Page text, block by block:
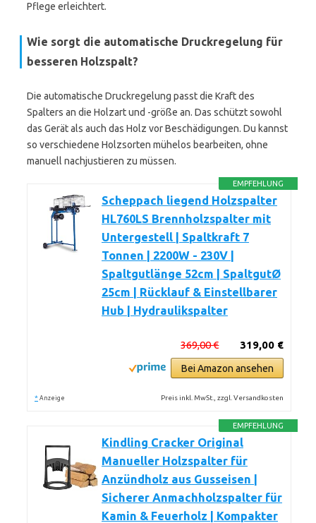
Pflege erleichtert.
Wie sorgt die automatische Druckregelung für
besseren Holzspalt?
Die automatische Druckregelung passt die Kraft des
Spalters an die Holzart und -größe an. Das schützt sowohl
das Gerät als auch das Holz vor Beschädigungen. Du kannst
so verschiedene Holzsorten mühelos bearbeiten, ohne
manuell nachjustieren zu müssen.
EMPFEHLUNG
Scheppach liegend Holzspalter
HL760LS Brennholzspalter mit
Untergestell | Spaltkraft 7
Tonnen | 2200W - 230V |
Spaltgutlänge 52cm | SpaltgutØ
25cm | Rücklauf & Einstellbarer
Hub | Hydraulikspalter
319,00 €
369,00 €
Bei Amazon ansehen
* Anzeige Preis inkl. MwSt., zzgl. Versandkosten
EMPFEHLUNG
Kindling Cracker Original
Manueller Holzspalter für
Anzündholz aus Gusseisen |
Sicherer Anmachholzspalter für
Kamin & Feuerholz | Kompakter